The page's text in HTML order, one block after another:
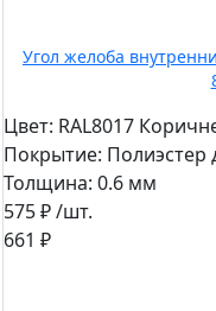
Угол желоба
Цвет: RAL8017
Покрытие: Полиэстер
Толщина: 0.6 мм
575 ₽/шт.
661 ₽